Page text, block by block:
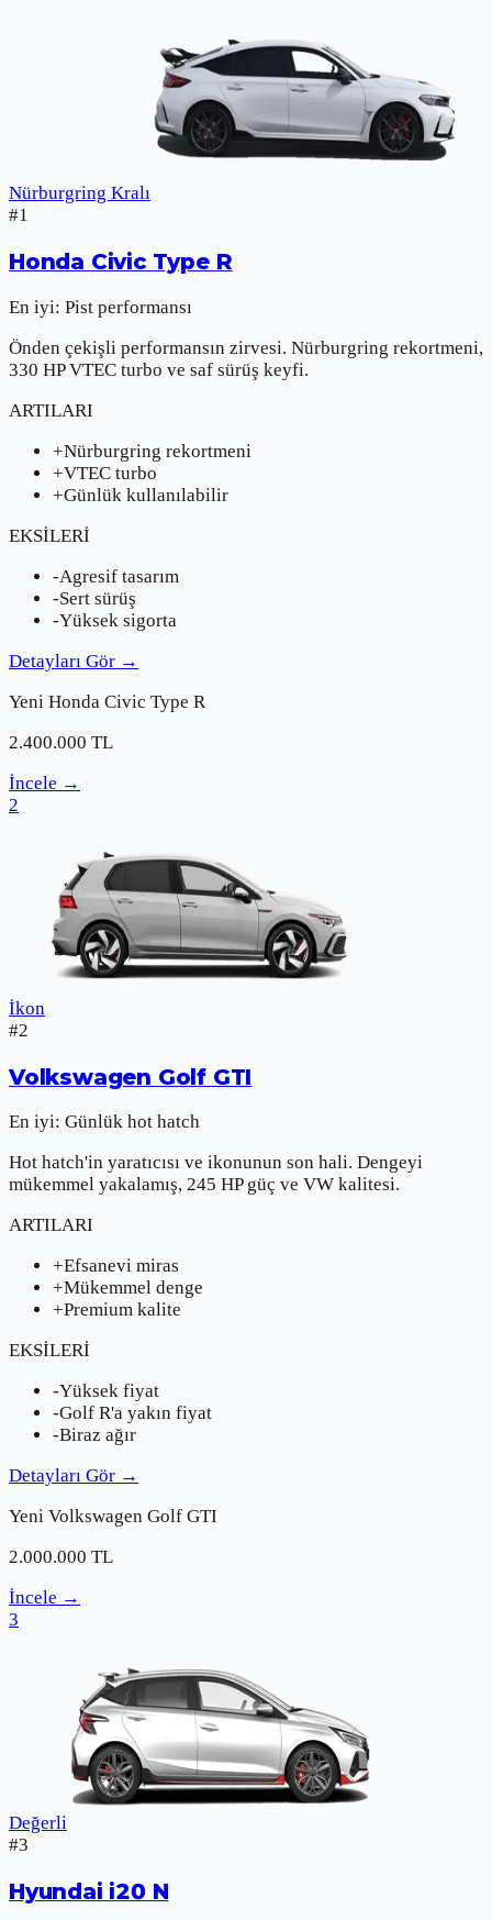
Nürburgring Kralı
#1
Honda Civic Type R
En iyi: Pist performansı
Önden çekişli performansın zirvesi. Nürburgring rekortmeni,
330 HP VTEC turbo ve saf sürüş keyfi.
ARTILARI
+Nürburgring rekortmeni
+VTEC turbo
+Günlük kullanılabilir
EKSİLERİ
-Agresif tasarım
-Sert sürüş
-Yüksek sigorta
Detayları Gör →
Yeni Honda Civic Type R
2.400.000 TL
İncele →
2
İkon
#2
Volkswagen Golf GTI
En iyi: Günlük hot hatch
Hot hatch'in yaratıcısı ve ikonunun son hali. Dengeyi
mükemmel yakalamış, 245 HP güç ve VW kalitesi.
ARTILARI
+Efsanevi miras
+Mükemmel denge
+Premium kalite
EKSİLERİ
-Yüksek fiyat
-Golf R'a yakın fiyat
-Biraz ağır
Detayları Gör →
Yeni Volkswagen Golf GTI
2.000.000 TL
İncele →
3
Değerli
#3
Hyundai i20 N